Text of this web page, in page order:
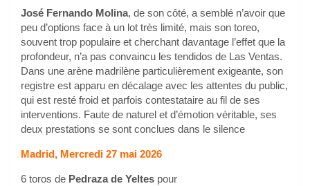
José Fernando Molina, de son côté, a semblé n’avoir que
peu d’options face à un lot très limité, mais son toreo,
souvent trop populaire et cherchant davantage l’effet que la
profondeur, n’a pas convaincu les tendidos de Las Ventas.
Dans une arène madrilène particulièrement exigeante, son
registre est apparu en décalage avec les attentes du public,
qui est resté froid et parfois contestataire au fil de ses
interventions. Faute de naturel et d’émotion véritable, ses
deux prestations se sont conclues dans le silence
Madrid, Mercredi 27 mai 2026
6 toros de Pedraza de Yeltes pour